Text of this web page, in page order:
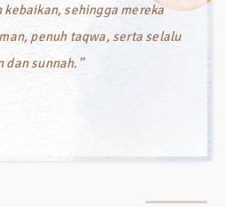
kebaikan, sehingga mereka
penuh taqwa, serta selalu
dan sunnah.”